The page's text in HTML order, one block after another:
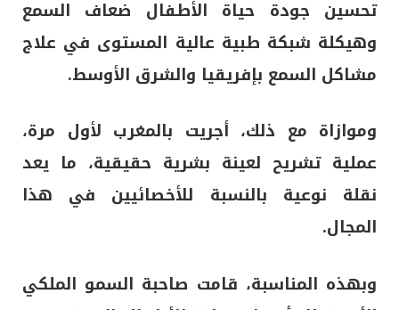
تحسين جودة حياة الأطفال ضعاف السمع
وهيكلة شبكة طبية عالية المستوى في علاج
مشاكل السمع بإفريقيا والشرق الأوسط.
وموازاة مع ذلك، أجريت بالمغرب لأول مرة،
عملية تشريح لعينة بشرية حقيقية، ما يعد
نقلة نوعية بالنسبة للأخصائيين في هذا
المجال.
وبهذه المناسبة، قامت صاحبة السمو الملكي